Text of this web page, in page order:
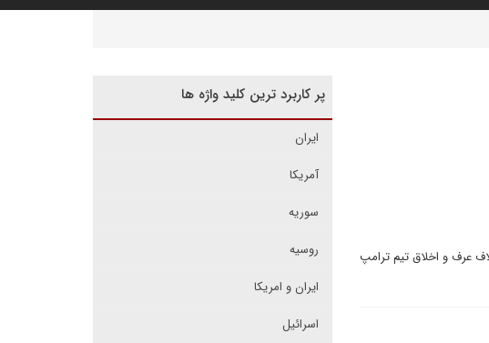
عرف و اخلاق تیم ترامپ
پر کاربرد ترین کلید واژه ها
ایران
آمریکا
سوریه
روسیه
ایران و امریکا
اسرائیل